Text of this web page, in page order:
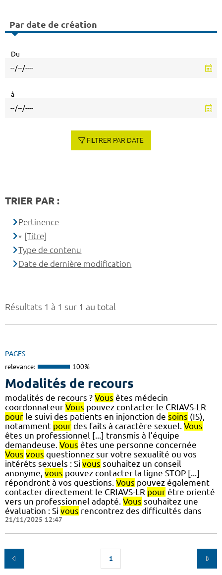
Résultats 1 à 1 sur 1 au total
PAGES
relevance: 100%
Modalités de recours
modalités de recours ? Vous êtes médecin
coordonnateur Vous pouvez contacter le CRIAVS-LR
pour le suivi des patients en injonction de soins (IS),
notamment pour des faits à caractère sexuel. Vous
êtes un professionnel [...] transmis à l’équipe
demandeuse. Vous êtes une personne concernée
Vous vous questionnez sur votre sexualité ou vos
intérêts sexuels : Si vous souhaitez un conseil
anonyme, vous pouvez contacter la ligne STOP [...]
répondront à vos questions. Vous pouvez également
contacter directement le CRIAVS-LR pour être orienté
vers un professionnel adapté. Vous souhaitez une
évaluation : Si vous rencontrez des difficultés dans
21/11/2025 12:47
1
Par date de création
Du
à
FILTRER PAR DATE
TRIER PAR :
Pertinence
[Titre]
Type de contenu
Date de dernière modification